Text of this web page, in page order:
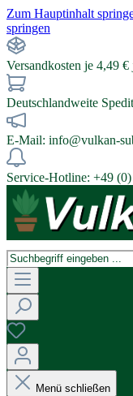
Zum Hauptinhalt
springen
Versandkosten je 4,49
Deutschlandweite
E-Mail: info@vulkan-
Service-Hotline: +49
Menü schließen